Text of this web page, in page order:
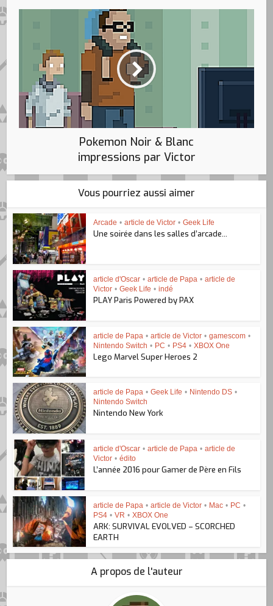
Pokemon Noir & Blanc
impressions par Victor
Vous pourriez aussi aimer
Arcade • article de Victor • Geek Life
Une soirée dans les salles d’arcade...
article d'Oscar • article de Papa • article de
Victor • Geek Life • indé
PLAY Paris Powered by PAX
article de Papa • article de Victor • gamescom •
Nintendo Switch • PC • PS4 • XBOX One
Lego Marvel Super Heroes 2
article de Papa • Geek Life • Nintendo DS •
Nintendo Switch
Nintendo New York
article d'Oscar • article de Papa • article de
Victor • édito
L’année 2016 pour Gamer de Père en Fils
article de Papa • article de Victor • Mac • PC •
PS4 • VR • XBOX One
ARK: SURVIVAL EVOLVED – SCORCHED
EARTH
A propos de l'auteur